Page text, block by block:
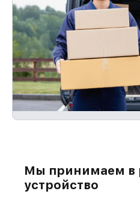
Мы принимаем в
устройство